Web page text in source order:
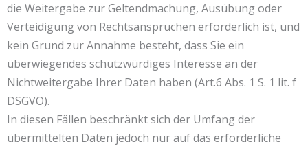
die Weitergabe zur Geltendmachung, Ausübung oder
Verteidigung von Rechtsansprüchen erforderlich ist, und
kein Grund zur Annahme besteht, dass Sie ein
überwiegendes schutzwürdiges Interesse an der
Nichtweitergabe Ihrer Daten haben (Art.6 Abs. 1 S. 1 lit. f
DSGVO).
In diesen Fällen beschränkt sich der Umfang der
übermittelten Daten jedoch nur auf das erforderliche